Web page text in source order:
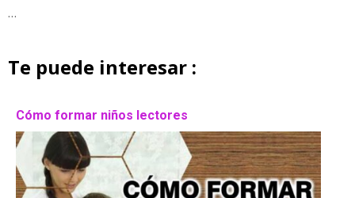
…
Te puede interesar :
Cómo formar niños lectores